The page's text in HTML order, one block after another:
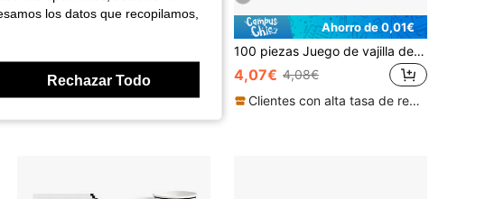
11,12€
Ahorro de 0,01€
100 piezas Juego de vajilla de fiesta con forma floral de estilo chinoiserie en color rosa pastel, platos de papel desechables de 7/9 pulgadas, vasos y servilletas, platos de papel con tema chinoiserie rosa, decoración de cumpleaños y suministros para fiestas
4,07€ 4,08€
Clientes con alta tasa de repetición
los datos que recopilamos,
Rechazar Todo